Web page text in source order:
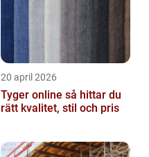
20 april 2026
Tyger online så hittar du
rätt kvalitet, stil och pris